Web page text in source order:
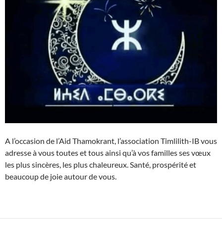
A l’occasion de l’Aid Thamokrant, l’association Timlilith-IB vous
adresse à vous toutes et tous ainsi qu’à vos familles ses vœux
les plus sincères, les plus chaleureux. Santé, prospérité et
beaucoup de joie autour de vous.